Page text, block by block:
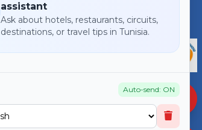
assistant
Ask about hotels, restaurants, circuits,
destinations, or travel tips in Tunisia.
Auto-send: ON